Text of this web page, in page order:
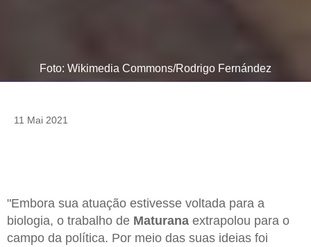
Foto: Wikimedia Commons/Rodrigo Fernández
11 Mai 2021
"Embora sua atuação estivesse voltada para a
biologia, o trabalho de Maturana extrapolou para o
campo da política. Por meio das suas ideias foi